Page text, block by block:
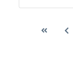
Vai alla